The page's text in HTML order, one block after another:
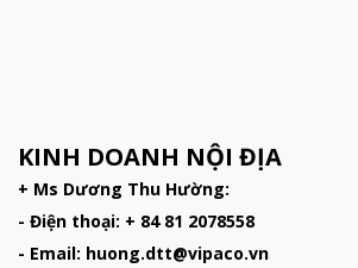
KINH DOANH NỘI ĐỊA
+ Ms Dương Thu Hường:
- Điện thoại: + 84 81 2078558
- Email: huong.dtt@vipaco.vn